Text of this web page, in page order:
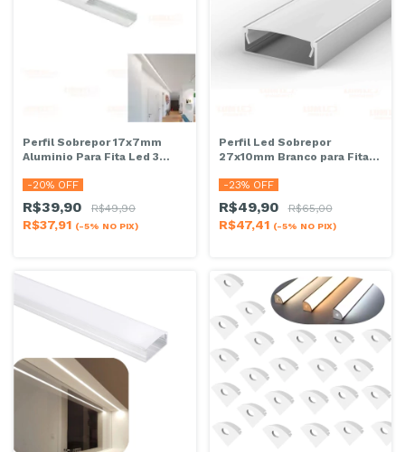
Perfil Sobrepor 17x7mm
Aluminio Para Fita Led 3
-20% OFF
R$39,90 R$49,90
R$37,91 (-5% NO PIX)
Perfil Led Sobrepor
27x10mm Branco para Fita
-23% OFF
R$49,90 R$65,00
R$47,41 (-5% NO PIX)